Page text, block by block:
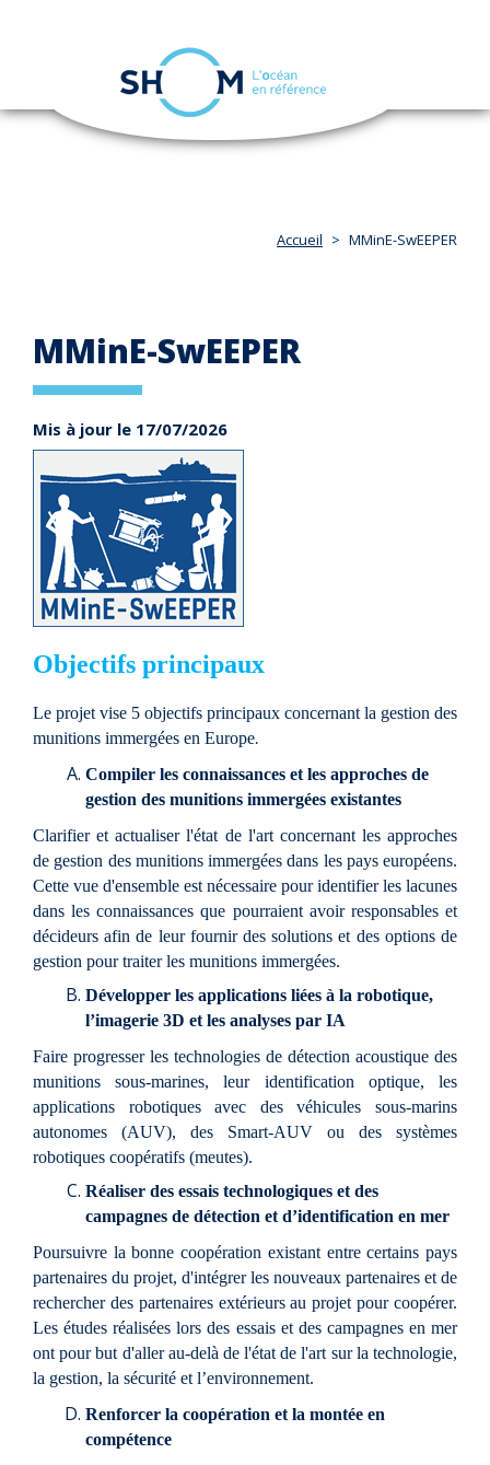
Aller
navigation
Accueil MMinE-SwEEPER
MMinE-SwEEPER
Mis à jour le 17/07/2026
Objectifs principaux
Le projet vise 5 objectifs principaux concernant la gestion des
munitions immergées en Europe.
Compiler les connaissances et les approches de
gestion des munitions immergées existantes
Clarifier et actualiser l'état de l'art concernant les approches
de gestion des munitions immergées dans les pays européens.
Cette vue d'ensemble est nécessaire pour identifier les lacunes
dans les connaissances que pourraient avoir responsables et
décideurs afin de leur fournir des solutions et des options de
gestion pour traiter les munitions immergées.
Développer les applications liées à la robotique,
l’imagerie 3D et les analyses par IA
Faire progresser les technologies de détection acoustique des
munitions sous-marines, leur identification optique, les
applications robotiques avec des véhicules sous-marins
autonomes (AUV), des Smart-AUV ou des systèmes
robotiques coopératifs (meutes).
Réaliser des essais technologiques et des
campagnes de détection et d’identification en mer
Poursuivre la bonne coopération existant entre certains pays
partenaires du projet, d'intégrer les nouveaux partenaires et de
rechercher des partenaires extérieurs au projet pour coopérer.
Les études réalisées lors des essais et des campagnes en mer
ont pour but d'aller au-delà de l'état de l'art sur la technologie,
la gestion, la sécurité et l’environnement.
Renforcer la coopération et la montée en
compétence